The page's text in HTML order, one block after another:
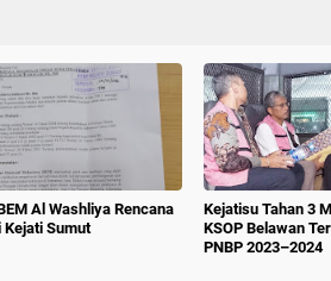
Al Washliya Rencana
Kejati Sumut
Kejatisu Tahan 3
KSOP Belawan
PNBP 2023–2024